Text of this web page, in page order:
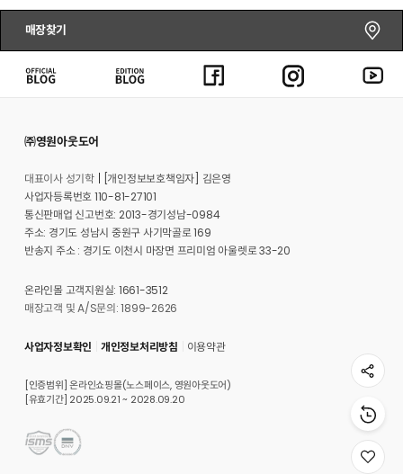
매장찾기
㈜영원아웃도어
대표이사 성기학
[개인정보보호책임자] 김은영
사업자등록번호 110-81-27101
통신판매업 신고번호: 2013-경기성남-0984
주소: 경기도 성남시 중원구 사기막골로 169
반송지 주소 : 경기도 이천시 마장면 프리미엄 아울렛로 33-20
온라인몰 고객지원실: 1661-3512
매장고객 및 A/S문의: 1899-2626
사업자정보확인 개인정보처리방침 이용약관
[인증범위] 온라인쇼핑몰(노스페이스, 영원아웃도어)
[유효기간] 2025.09.21 ~ 2028.09.20
위